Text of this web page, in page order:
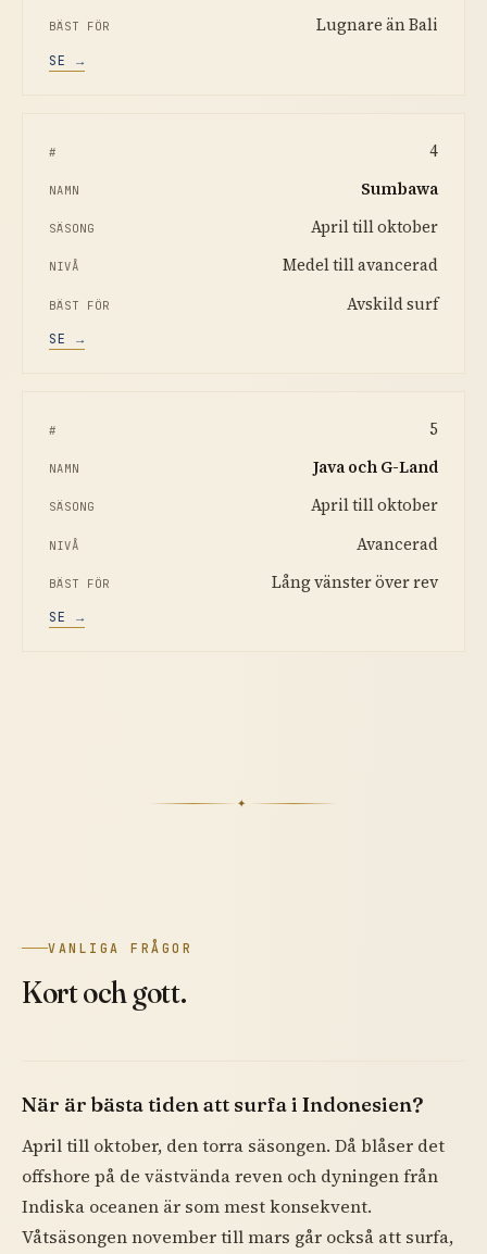
Lugnare än Bali
SE →
4
Sumbawa
April till oktober
Medel till avancerad
Avskild surf
SE →
5
Java och G-Land
April till oktober
Avancerad
Lång vänster över rev
SE →
✦
VANLIGA FRÅGOR
Kort och gott.
När är bästa tiden att surfa i Indonesien?
April till oktober, den torra säsongen. Då blåser det
offshore på de västvända reven och dyningen från
Indiska oceanen är som mest konsekvent.
Våtsäsongen november till mars går också att surfa,